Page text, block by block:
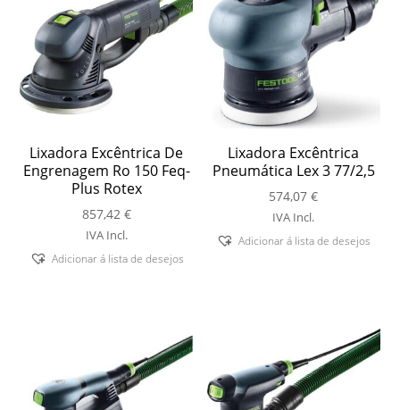
Lixadora Excêntrica De
Engrenagem Ro 150 Feq-
Plus Rotex
857,42 €
IVA Incl.
Adicionar á lista de desejos
Lixadora Excêntrica
Pneumática Lex 3 77/2,5
574,07€
IVA Incl.
Adicionar á lista de desejos